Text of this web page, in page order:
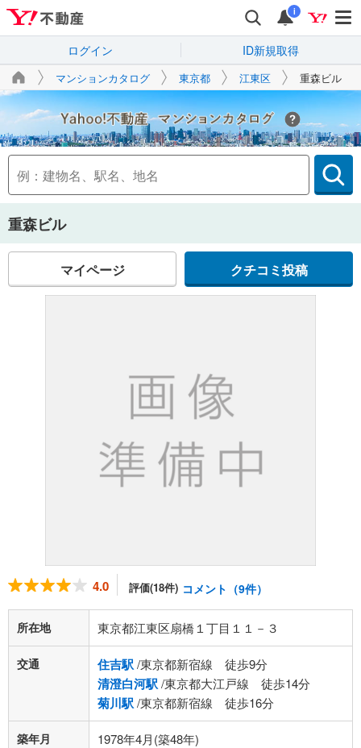
i
ログイン ID新規取得
マンションカタログ 東京都 江東区 重森ビル
Yahoo!不動産
重森ビル
マイページ クチコミ投稿
4.0 評価(18件) コメント（9件）
所在地 東京都江東区扇橋１丁目１１－３
交通 住吉駅/東京都新宿線 徒歩9分
清澄白河駅/東京都大江戸線 徒歩14分
菊川駅/東京都新宿線 徒歩16分
築年月 1978年4月(築48年)